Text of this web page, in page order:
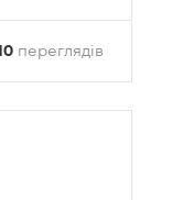
переглядів